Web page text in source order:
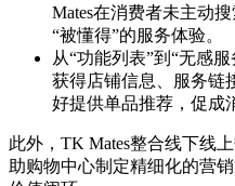
Mates在消费者未主动
“被懂得”的服务体验。
从“功能列表”到“无感
获得店铺信息、服务链
好提供单品推荐，促成
此外，TK Mates整合线下线
助购物中心制定精细化的营